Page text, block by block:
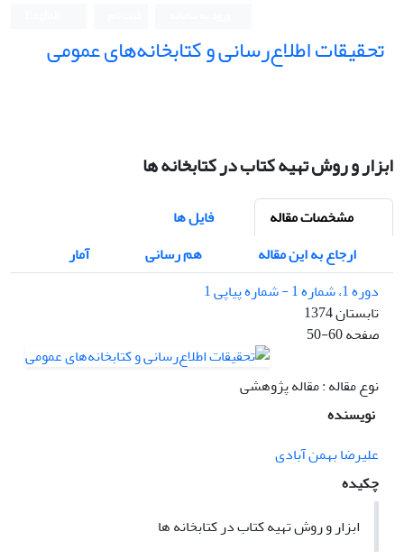
تحقیقات اطلاع‌رسانی و کتابخانه‌های عمومی
ابزار و روش تهیه کتاب در کتابخانه ها
مشخصات مقاله
فایل ها
ارجاع به این مقاله
هم رسانی
آمار
دوره 1، شماره 1 - شماره پیاپی 1
تابستان 1374
صفحه50-60
نوع مقاله : مقاله پژوهشی
نویسنده
علیرضا بهمن آبادی
چکیده
ابزار و روش تهیه کتاب در کتابخانه ها